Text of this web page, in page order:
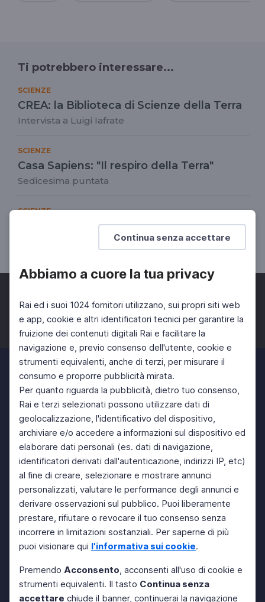
Continua senza accettare
Abbiamo a cuore la tua privacy
Rai ed i suoi 1024 fornitori utilizzano, sui propri siti web
e app, cookie e altri identificatori tecnici per garantire la
fruizione dei contenuti digitali Rai e facilitare la
navigazione e, previo consenso dell'utente, cookie e
strumenti equivalenti, anche di terzi, per misurare il
consumo e proporre pubblicità mirata.
Per quanto riguarda la pubblicità, dietro tuo consenso,
Rai e terzi selezionati possono utilizzare dati di
geolocalizzazione, l'identificativo del dispositivo,
archiviare e/o accedere a informazioni sul dispositivo ed
elaborare dati personali (es. dati di navigazione,
identificatori derivati dall'autenticazione, indirizzi IP, etc)
al fine di creare, selezionare e mostrare annunci
personalizzati, valutare le performance degli annunci e
derivare osservazioni sul pubblico. Puoi liberamente
prestare, rifiutare o revocare il tuo consenso senza
incorrere in limitazioni sostanziali. Per saperne di più
puoi visionare qui l'informativa sui cookie.
Premendo Acconsento, acconsenti all'uso di cookie e
strumenti equivalenti. Il tasto Continua senza
accettare chiude il banner, continuerai la navigazione
Ti potrebbero interessare...
SCIENZE
CREA: la Biblioteca di Scienze della Terra
Intervista a Luigi Iafrate
SCIENZE
Casa Sapiens: "Il respiro della Terra"
Sedicesima puntata
SCIENZE
Casa Sapiens: "Suoli perduti"
Facebook Twitter Instagram